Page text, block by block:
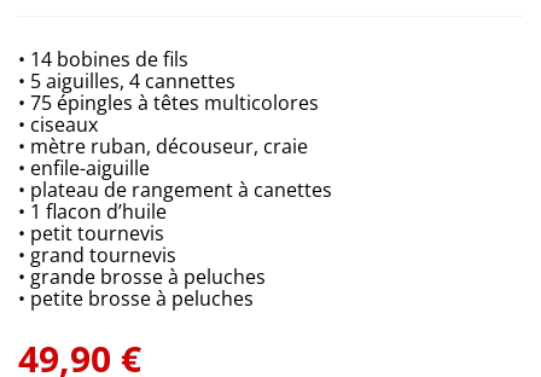
• 14 bobines de fils
• 5 aiguilles, 4 cannettes
• 75 épingles à têtes multicolores
• ciseaux
• mètre ruban, découseur, craie
• enfile-aiguille
• plateau de rangement à canettes
• 1 flacon d’huile
• petit tournevis
• grand tournevis
• grande brosse à peluches
• petite brosse à peluches
49,90 €